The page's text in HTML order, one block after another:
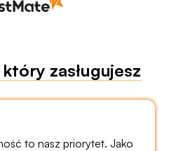
zasługujesz
to nasz priorytet. Jako